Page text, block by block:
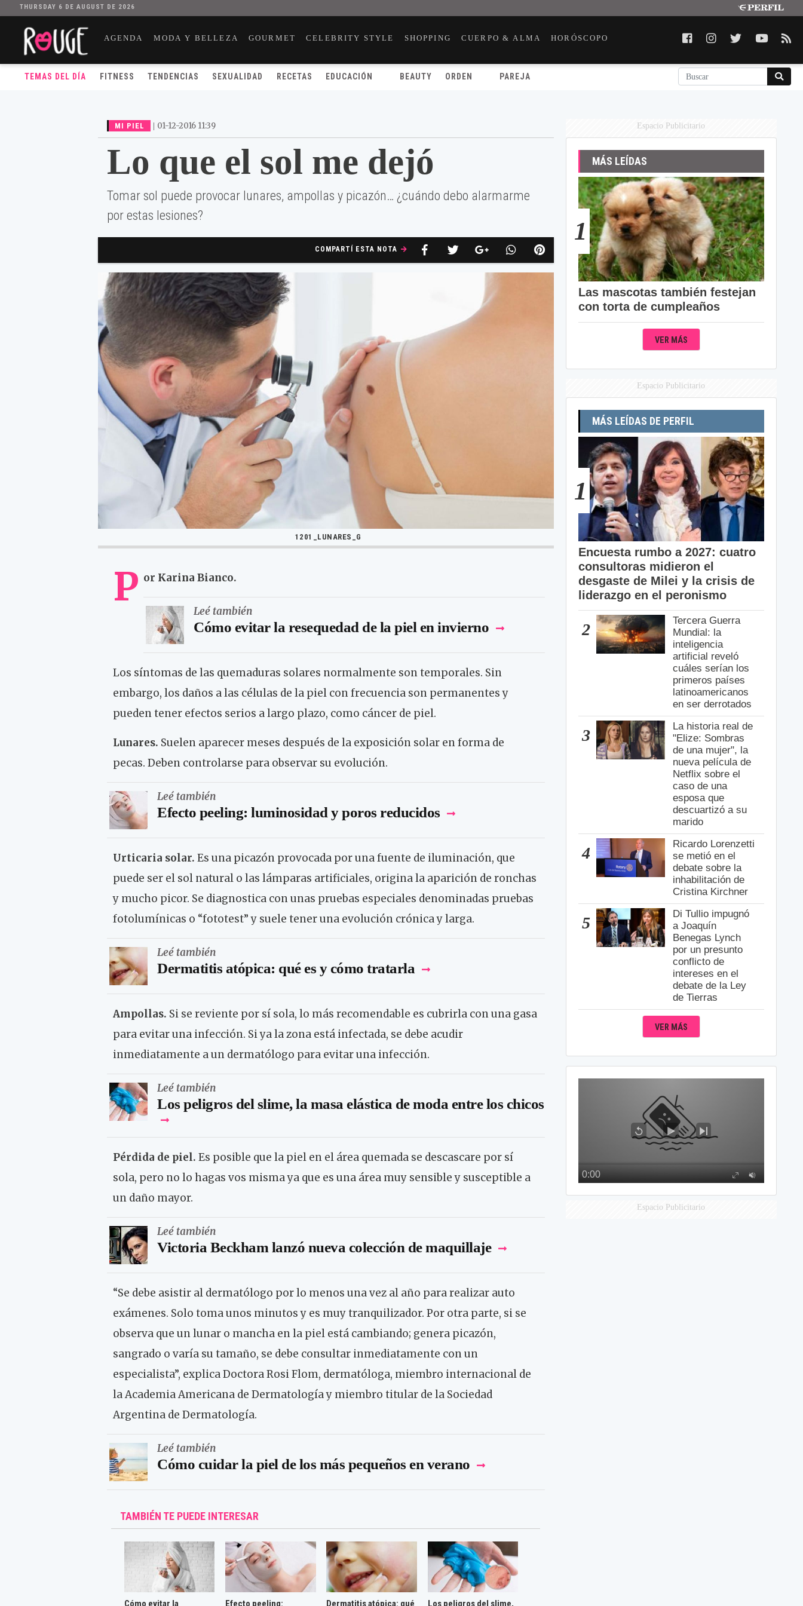
THURSDAY 6 DE AUGUST DE 2026
AGENDA MODA Y BELLEZA GOURMET CELEBRITY STYLE SHOPPING CUERPO & ALMA HORÓSCOPO
TEMAS DEL DÍA FITNESS TENDENCIAS SEXUALIDAD RECETAS EDUCACIÓN BEAUTY ORDEN PAREJA
MI PIEL | 01-12-2016 11:39
Lo que el sol me dejó
Tomar sol puede provocar lunares, ampollas y picazón… ¿cuándo debo alarmarme
por estas lesiones?
COMPARTÍ ESTA NOTA
1201_LUNARES_G
P or Karina Bianco.
Leé también
Cómo evitar la resequedad de la piel en invierno
Los síntomas de las quemaduras solares normalmente son temporales. Sin
embargo, los daños a las células de la piel con frecuencia son permanentes y
pueden tener efectos serios a largo plazo, como cáncer de piel.
Lunares. Suelen aparecer meses después de la exposición solar en forma de
pecas. Deben controlarse para observar su evolución.
Leé también
Efecto peeling: luminosidad y poros reducidos
Urticaria solar. Es una picazón provocada por una fuente de iluminación, que
puede ser el sol natural o las lámparas artificiales, origina la aparición de ronchas
y mucho picor. Se diagnostica con unas pruebas especiales denominadas pruebas
fotolumínicas o “fototest” y suele tener una evolución crónica y larga.
Leé también
Dermatitis atópica: qué es y cómo tratarla
Ampollas. Si se reviente por sí sola, lo más recomendable es cubrirla con una gasa
para evitar una infección. Si ya la zona está infectada, se debe acudir
inmediatamente a un dermatólogo para evitar una infección.
Leé también
Los peligros del slime, la masa elástica de moda entre los chicos
Pérdida de piel. Es posible que la piel en el área quemada se descascare por sí
sola, pero no lo hagas vos misma ya que es una área muy sensible y susceptible a
un daño mayor.
Leé también
Victoria Beckham lanzó nueva colección de maquillaje
“Se debe asistir al dermatólogo por lo menos una vez al año para realizar auto
exámenes. Solo toma unos minutos y es muy tranquilizador. Por otra parte, si se
observa que un lunar o mancha en la piel está cambiando; genera picazón,
sangrado o varía su tamaño, se debe consultar inmediatamente con un
especialista”, explica Doctora Rosi Flom, dermatóloga, miembro internacional de
la Academia Americana de Dermatología y miembro titular de la Sociedad
Argentina de Dermatología.
Leé también
Cómo cuidar la piel de los más pequeños en verano
TAMBIÉN TE PUEDE INTERESAR
Cómo evitar la Efecto peeling: Dermatitis atópica: qué Los peligros del slime,
Espacio Publicitario
MÁS LEÍDAS
1
Las mascotas también festejan
con torta de cumpleaños
VER MÁS
Espacio Publicitario
MÁS LEÍDAS DE PERFIL
1
Encuesta rumbo a 2027: cuatro
consultoras midieron el
desgaste de Milei y la crisis de
liderazgo en el peronismo
2
Tercera Guerra
Mundial: la
inteligencia
artificial reveló
cuáles serían los
primeros países
latinoamericanos
en ser derrotados
3
La historia real de
"Elize: Sombras
de una mujer", la
nueva película de
Netflix sobre el
caso de una
esposa que
descuartizó a su
marido
4
Ricardo Lorenzetti
se metió en el
debate sobre la
inhabilitación de
Cristina Kirchner
5
Di Tullio impugnó
a Joaquín
Benegas Lynch
por un presunto
conflicto de
intereses en el
debate de la Ley
de Tierras
VER MÁS
Espacio Publicitario